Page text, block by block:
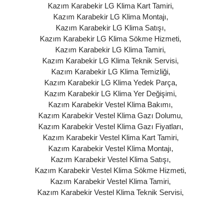
Kazım Karabekir LG Klima Kart Tamiri,
Kazım Karabekir LG Klima Montajı,
Kazım Karabekir LG Klima Satışı,
Kazım Karabekir LG Klima Sökme Hizmeti,
Kazım Karabekir LG Klima Tamiri,
Kazım Karabekir LG Klima Teknik Servisi,
Kazım Karabekir LG Klima Temizliği,
Kazım Karabekir LG Klima Yedek Parça,
Kazım Karabekir LG Klima Yer Değişimi,
Kazım Karabekir Vestel Klima Bakımı,
Kazım Karabekir Vestel Klima Gazı Dolumu,
Kazım Karabekir Vestel Klima Gazı Fiyatları,
Kazım Karabekir Vestel Klima Kart Tamiri,
Kazım Karabekir Vestel Klima Montajı,
Kazım Karabekir Vestel Klima Satışı,
Kazım Karabekir Vestel Klima Sökme Hizmeti,
Kazım Karabekir Vestel Klima Tamiri,
Kazım Karabekir Vestel Klima Teknik Servisi,